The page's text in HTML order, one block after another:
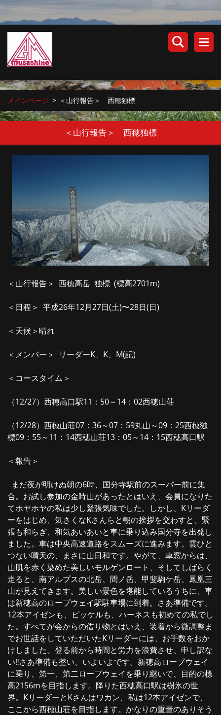
メインページ > ＜山行報告＞ 西穂独標
＜山行報告＞ 西穂独標
＜山行報告＞ 西穂高岳 独標 (標高2701m)
＜日程＞ 平成26年12月27日(土)〜28日(日)
＜天候＞晴れ
＜メンバー＞ リーダーK、K、M(記)
＜コースタイム＞
（12/27）西穂高口駅11：50～14：02西穂山荘
（12/28）西穂山荘07：36～07：59丸山～09：25西穂独
標09：55～11：14西穂山荘13：05～14：15西穂高口駅
＜報告＞
まだ夜が明けぬ朝の6時、国分寺駅前のスーパー前に集
合。お試し参加の金時山があったとはいえ、会員になりた
てホヤホヤの私は少し緊張気味でした。しかし、Kリーダ
ーをはじめ、気さくなKさんらと朝の挨拶を交わすと、緊
張も和らぎ、和気あいあいと車に乗り込み国分寺を出発し
ました。車は中央高速道路をスムーズに進みます。雲ひと
つない晴天の、まさに山日和です。やがて、車窓からは、
山肌を赤く染めた美しいモルゲンロート、そしてしばらく
走ると、南アルプスの北岳、間ノ岳、甲斐駒ケ岳、鳳凰三
山が見えてきます。美しい景色を堪能しているうちに、車
は新穂高のロープウェイ駅駐車場に到着。さあ準備です。
12本アイゼンも、ピッケルも、ハーネスも初めての私でし
た。すべてが会からの借り物とはいえ、装着から微調整ま
でお世話をしていただいたKリーダーには、お手数をおか
けしました。登る前から時間と労力を浪費させ、申し訳な
い‼︎さあ準備も整い、いよいよです。新穂高ロープウェイ
に乗り、第一、第二ロープウェイを乗り継いで、目的の標
高2156mを目指します。降りた西穂高口駅は樹氷の世
界。KリーダーとKさんはワカン、私は12本アイゼンで、
ここから西穂山荘を目指します。かなりの重量のありそう